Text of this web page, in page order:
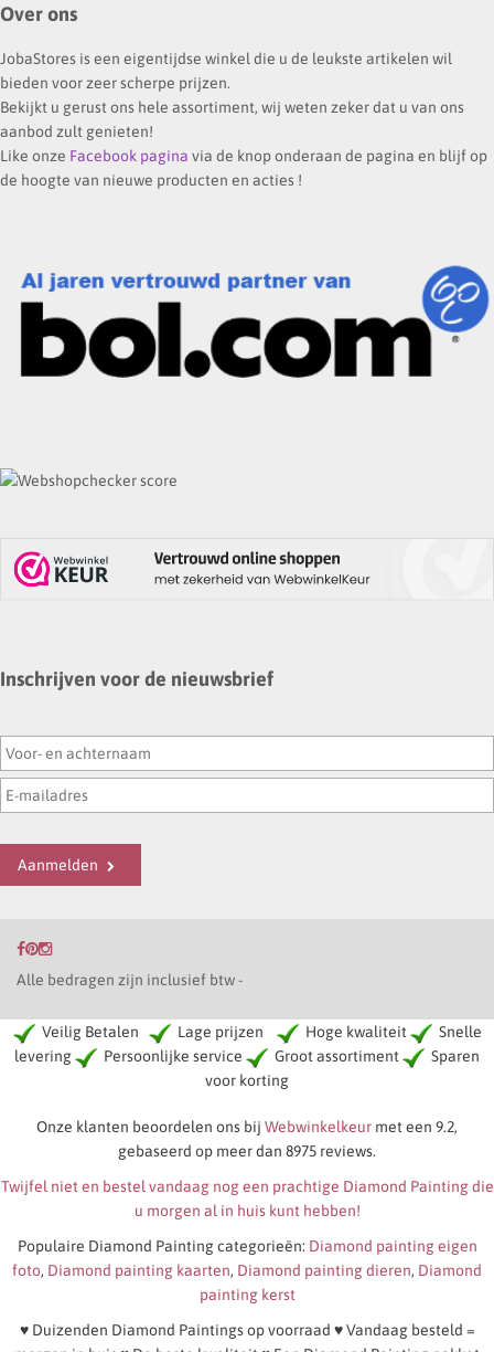
Over ons
JobaStores is een eigentijdse winkel die u de leukste artikelen wil
bieden voor zeer scherpe prijzen.
Bekijkt u gerust ons hele assortiment, wij weten zeker dat u van ons
aanbod zult genieten!
Like onze Facebook pagina via de knop onderaan de pagina en blijf op
de hoogte van nieuwe producten en acties !
Inschrijven voor de nieuwsbrief
Aanmelden
Alle bedragen zijn inclusief btw -
Veilig Betalen Lage prijzen Hoge kwaliteit
Snelle
levering
Persoonlijke service Groot assortiment
Sparen
voor korting
Onze klanten beoordelen ons bij Webwinkelkeur met een 9.2,
gebaseerd op meer dan 8975 reviews.
Twijfel niet en bestel vandaag nog een prachtige Diamond Painting die
u morgen al in huis kunt hebben!
Populaire Diamond Painting categorieën: Diamond painting eigen
foto, Diamond painting kaarten, Diamond painting dieren, Diamond
painting kerst
♥ Duizenden Diamond Paintings op voorraad ♥ Vandaag besteld =